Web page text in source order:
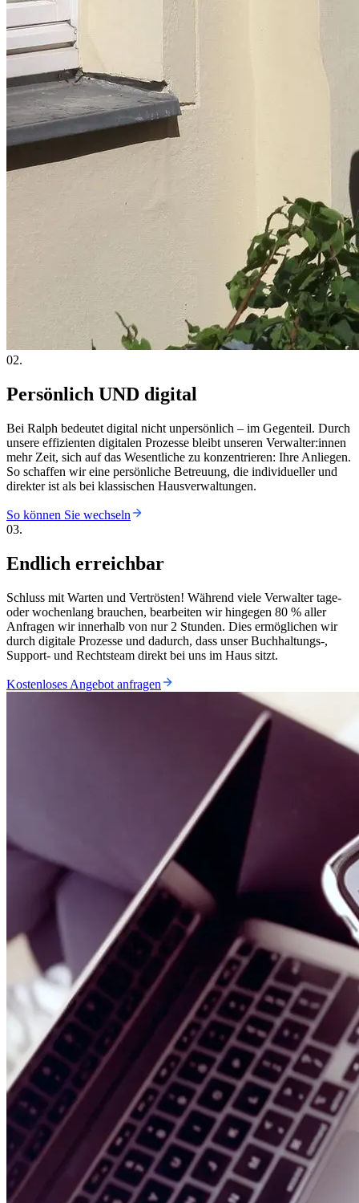
02.
Persönlich UND digital
Bei Ralph bedeutet digital nicht unpersönlich – im Gegenteil. Durch
unsere effizienten digitalen Prozesse bleibt unseren Verwalter:innen
mehr Zeit, sich auf das Wesentliche zu konzentrieren: Ihre Anliegen.
So schaffen wir eine persönliche Betreuung, die individueller und
direkter ist als bei klassischen Hausverwaltungen.
So können Sie wechseln
03.
Endlich erreichbar
Schluss mit Warten und Vertrösten! Während viele Verwalter tage-
oder wochenlang brauchen, bearbeiten wir hingegen 80 % aller
Anfragen wir innerhalb von nur 2 Stunden. Dies ermöglichen wir
durch digitale Prozesse und dadurch, dass unser Buchhaltungs-,
Support- und Rechtsteam direkt bei uns im Haus sitzt.
Kostenloses Angebot anfragen